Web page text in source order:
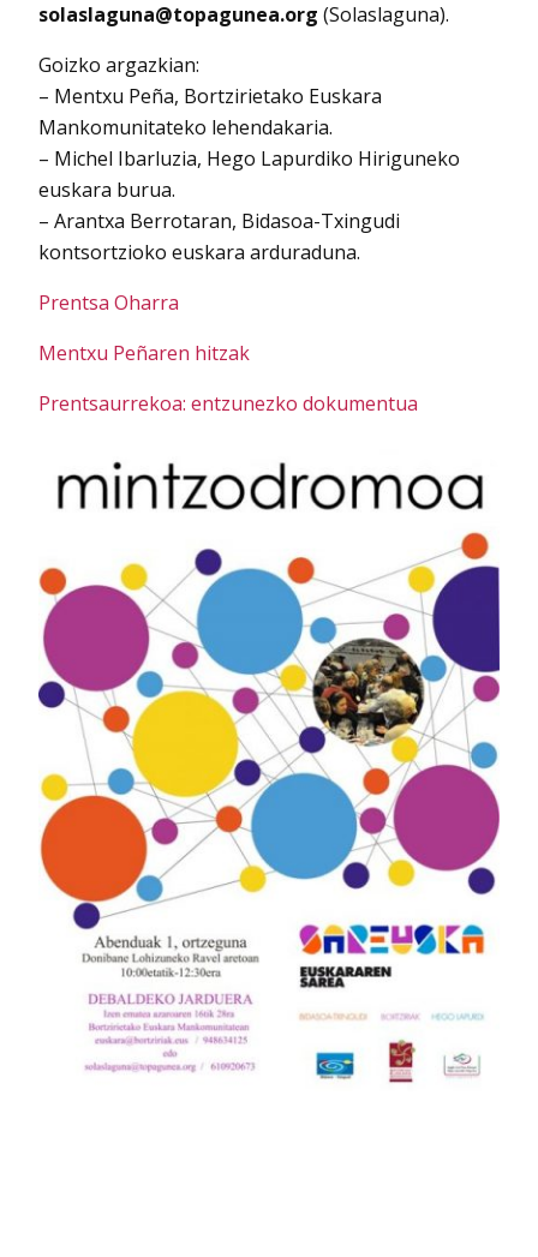
solaslaguna@topagunea.org (Solaslaguna).
Goizko argazkian:
– Mentxu Peña, Bortzirietako Euskara
Mankomunitateko lehendakaria.
– Michel Ibarluzia, Hego Lapurdiko Hiriguneko
euskara burua.
– Arantxa Berrotaran, Bidasoa-Txingudi
kontsortzioko euskara arduraduna.
Prentsa Oharra
Mentxu Peñaren hitzak
Prentsaurrekoa: entzunezko dokumentua